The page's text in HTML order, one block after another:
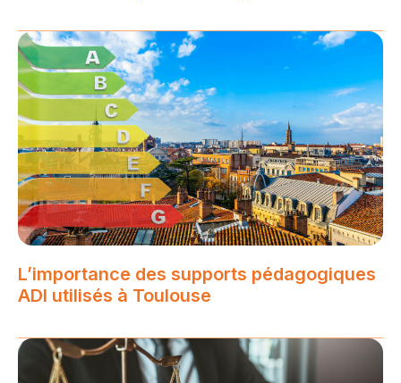
L’importance des supports pédagogiques
ADI utilisés à Toulouse